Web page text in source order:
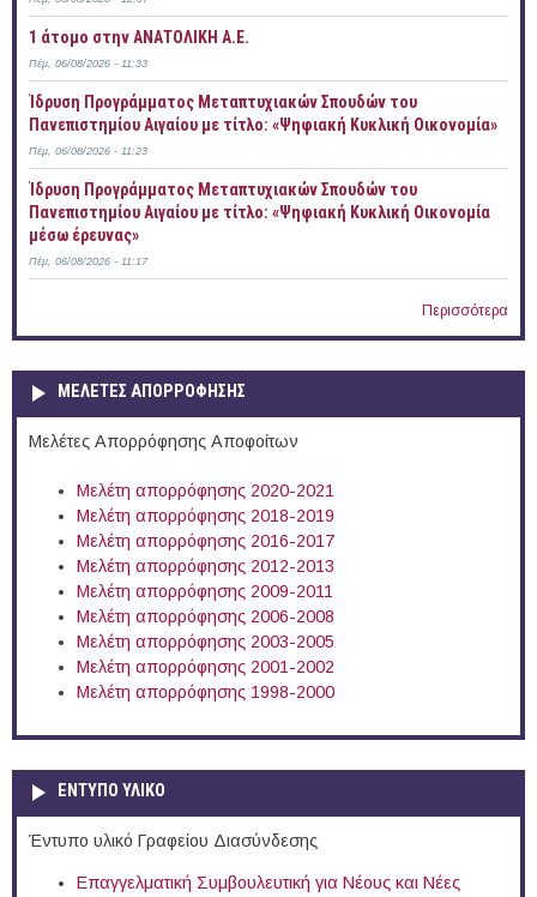
1 άτομο στην ΑΝΑΤΟΛΙΚΗ Α.Ε.
Πέμ, 06/08/2026 - 11:33
Ίδρυση Προγράμματος Μεταπτυχιακών Σπουδών του
Πανεπιστημίου Αιγαίου με τίτλο: «Ψηφιακή Κυκλική Οικονομία»
Πέμ, 06/08/2026 - 11:23
Ίδρυση Προγράμματος Μεταπτυχιακών Σπουδών του
Πανεπιστημίου Αιγαίου με τίτλο: «Ψηφιακή Κυκλική Οικονομία
μέσω έρευνας»
Πέμ, 06/08/2026 - 11:17
Περισσότερα
ΜΕΛΕΤΕΣ ΑΠΟΡΡΟΦΗΣΗΣ
Μελέτες Απορρόφησης Αποφοίτων
Μελέτη απορρόφησης 2020-2021
Μελέτη απορρόφησης 2018-2019
Μελέτη απορρόφησης 2016-2017
Μελέτη απορρόφησης 2012-2013
Μελέτη απορρόφησης 2009-2011
Μελέτη απορρόφησης 2006-2008
Μελέτη απορρόφησης 2003-2005
Μελέτη απορρόφησης 2001-2002
Μελέτη απορρόφησης 1998-2000
ΕΝΤΥΠΟ ΥΛΙΚΟ
Έντυπο υλικό Γραφείου Διασύνδεσης
Επαγγελματική Συμβουλευτική για Νέους και Νέες